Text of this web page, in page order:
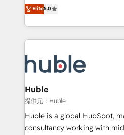
the rare Advanced "Custom
Accreditation, securely sync data
new HubSpot portal with
CRM Migrations using our in-
master it. As the creators of the Endless Customers
System™ (the next evolution
Answer), we’re the only
entirely around coaching
skills, processes, and internal
attract the right buyers, close
without outside dependencies. You’ll learn how to:
Set up, audit, and organize
Get your sales team fully
pipeline and revenue across
Elite5.0
Huble
提供元：Huble
Huble is a global HubSpot,
consultancy working with